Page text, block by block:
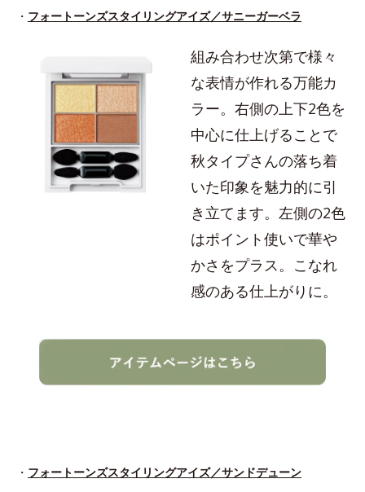
・ フォートーンズスタイリングアイズ／サニーガーベラ
組み合わせ次第で様々
な表情が作れる万能カ
ラー。右側の上下2色を
中心に仕上げることで
秋タイプさんの落ち着
いた印象を魅力的に引
き立てます。左側の2色
はポイント使いで華や
かさをプラス。こなれ
感のある仕上がりに。
・ フォートーンズスタイリングアイズ／サンドデューン